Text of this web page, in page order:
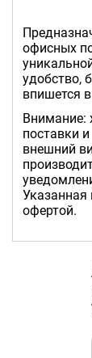
офисных
удобство,
впишется
Внимание:
поставки и
внешний
Указанная
офертой.